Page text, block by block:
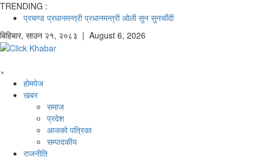
TRENDING :
प्रचण्ड प्रधानमन्त्री प्रधानमन्त्री ओली सुन सुनचाँदी
बिहिबार, साउन २१, २०८३ | August 6, 2026
×
होमपेज
खबर
समाज
प्रदेश
आजको पत्रिका
सम्पादकीय
राजनीति